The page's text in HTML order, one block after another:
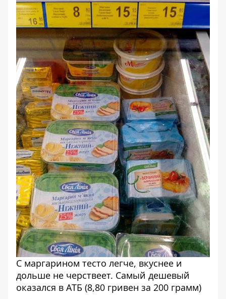
С маргарином тесто легче, вкуснее и
дольше не черствеет. Самый дешевый
оказался в АТБ (8,80 гривен за 200 грамм)